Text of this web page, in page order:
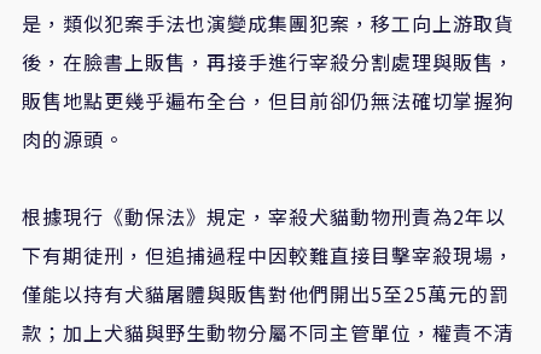
是，類似犯案手法也演變成集團犯案，移工向上游取貨
後，在臉書上販售，再接手進行宰殺分割處理與販售，
販售地點更幾乎遍布全台，但目前卻仍無法確切掌握狗
肉的源頭。
根據現行《動保法》規定，宰殺犬貓動物刑責為2年以
下有期徒刑，但追捕過程中因較難直接目擊宰殺現場，
僅能以持有犬貓屠體與販售對他們開出5至25萬元的罰
款；加上犬貓與野生動物分屬不同主管單位，權責不清